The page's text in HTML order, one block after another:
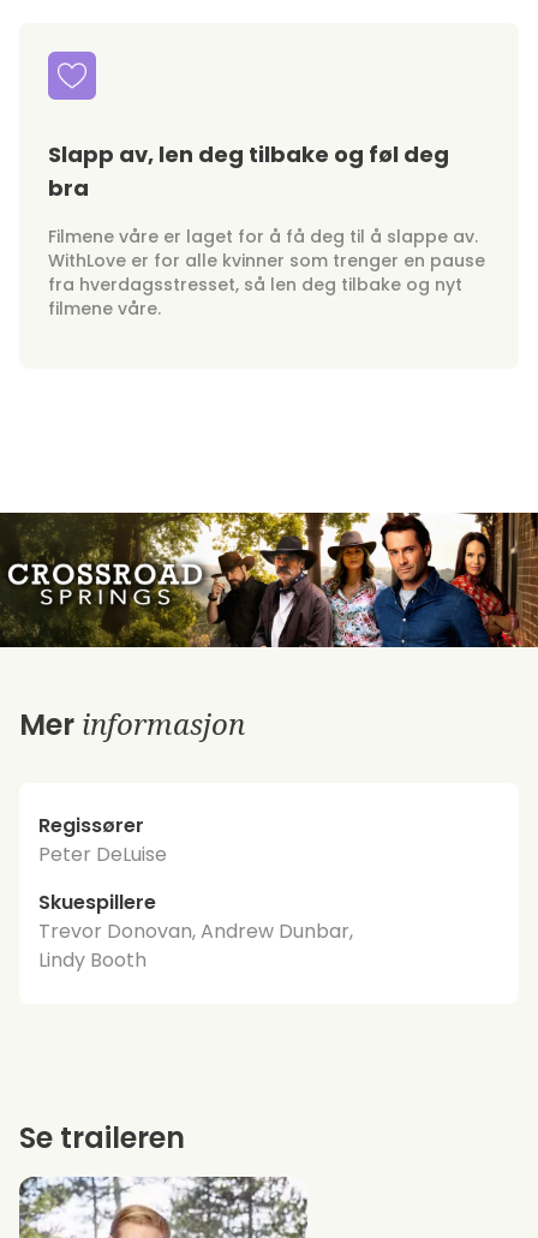
Slapp av, len deg tilbake og føl deg
bra
Filmene våre er laget for å få deg til å slappe av.
WithLove er for alle kvinner som trenger en pause
fra hverdagsstresset, så len deg tilbake og nyt
filmene våre.
Mer informasjon
Regissører
Peter DeLuise
Skuespillere
Trevor Donovan, Andrew Dunbar,
Lindy Booth
Se traileren